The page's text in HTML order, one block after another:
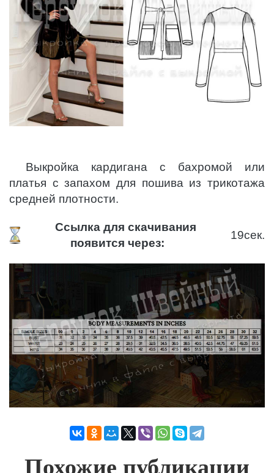
Выкройка кардигана с бахромой или
платья с запахом для пошива из трикотажа
средней плотности.
Ссылка для скачивания
появится через:
18сек.
Похожие публикации